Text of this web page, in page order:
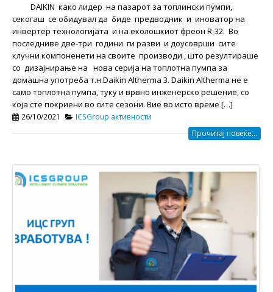
DAIKIN како лидер на пазарот за топлински пумпи,
секогаш се обидувал да биде предводник и иноватор на
инвертер технологијата и на еколошкиот фреон R-32. Во
последниве две-три години ги разви и доусоврши сите
клучни компоненети на своите производи , што резултираше
со дизајнирање на нова серија на топлотна пумпа за
домашна употреба т.н.Daikin Altherma 3. Daikin Altherma не е
само топлотна пумпа, туку и врвно инженерско решение, со
која сте покриени во сите сезони. Вие во исто време […]
26/10/2021 ICSGroup активности
Прочитај повеќе...